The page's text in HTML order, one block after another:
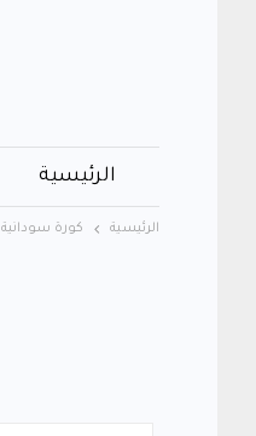
الرئيسية
الرئيسية كورة سودانية